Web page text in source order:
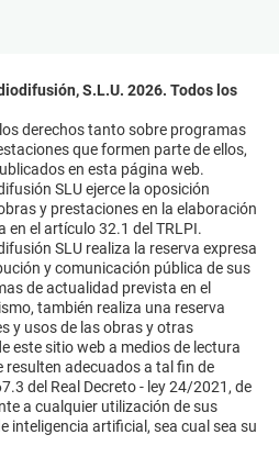
S.L.U. 2026. Todos los
derechos tanto sobre programas
que formen parte de ellos,
en esta página web.
SLU ejerce la oposición
y prestaciones en la elaboración
en el artículo 32.1 del TRLPI.
SLU realiza la reserva expresa
y comunicación pública de sus
de actualidad prevista en el
también realiza una reserva
y usos de las obras y otras
este sitio web a medios de lectura
resulten adecuados a tal fin de
del Real Decreto - ley 24/2021, de
a cualquier utilización de sus
inteligencia artificial, sea cual sea su